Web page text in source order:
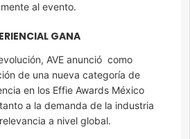
al evento.
GANA
AVE anunció como
de una nueva categoría de
en los Effie Awards México
a la demanda de la industria
a nivel global.